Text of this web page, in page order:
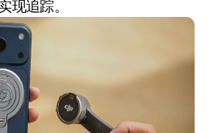
现追踪。